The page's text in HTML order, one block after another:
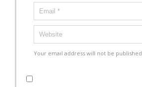
Your email address will not be published.